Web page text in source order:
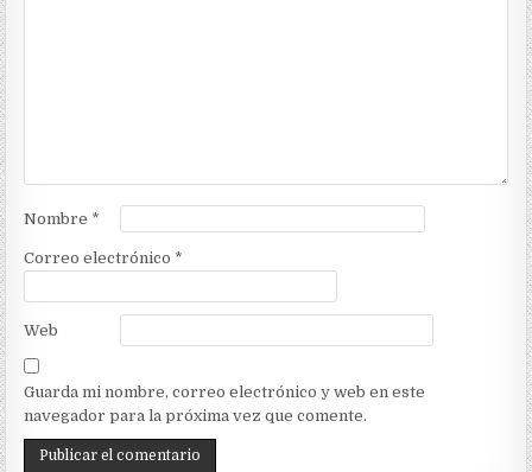
Nombre *
Correo electrónico *
Web
Guarda mi nombre, correo electrónico y web en este
navegador para la próxima vez que comente.